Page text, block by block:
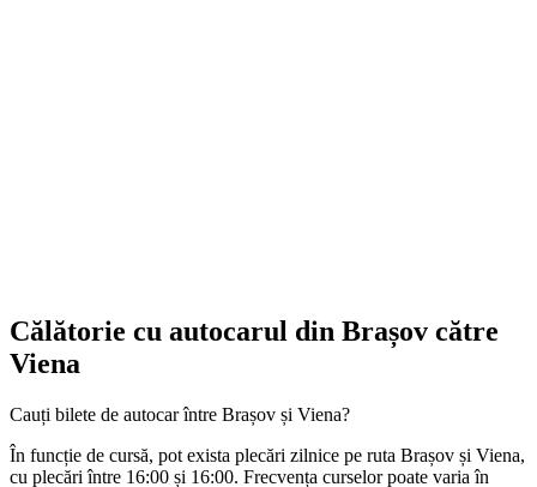
Călătorie cu autocarul din Brașov către
Viena
Cauți bilete de autocar între Brașov și Viena?
În funcție de cursă, pot exista plecări zilnice pe ruta Brașov și Viena,
cu plecări între 16:00 și 16:00. Frecvența curselor poate varia în